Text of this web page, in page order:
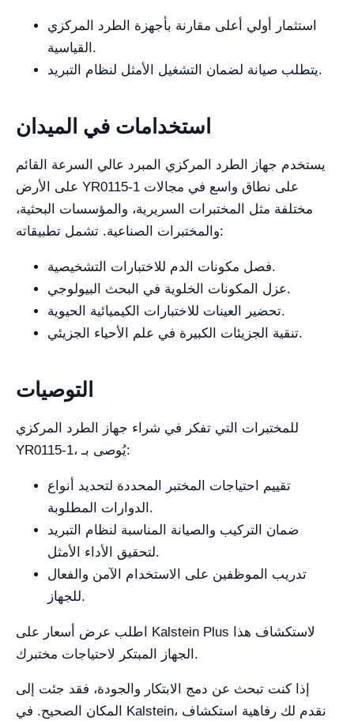
استثمار أولي أعلى مقارنة بأجهزة الطرد المركزي
القياسية.
يتطلب صيانة لضمان التشغيل الأمثل لنظام التبريد.
استخدامات في الميدان
يستخدم جهاز الطرد المركزي المبرد عالي السرعة القائم
على الأرض YR0115-1 على نطاق واسع في مجالات
مختلفة مثل المختبرات السريرية، والمؤسسات البحثية،
والمختبرات الصناعية. تشمل تطبيقاته:
فصل مكونات الدم للاختبارات التشخيصية.
عزل المكونات الخلوية في البحث البيولوجي.
تحضير العينات للاختبارات الكيميائية الحيوية.
تنقية الجزيئات الكبيرة في علم الأحياء الجزيئي.
التوصيات
للمختبرات التي تفكر في شراء جهاز الطرد المركزي
YR0115-1، يُوصى بـ:
تقييم احتياجات المختبر المحددة لتحديد أنواع
الدوارات المطلوبة.
ضمان التركيب والصيانة المناسبة لنظام التبريد
لتحقيق الأداء الأمثل.
تدريب الموظفين على الاستخدام الآمن والفعال
للجهاز.
اطلب عرض أسعار على Kalstein Plus لاستكشاف هذا
الجهاز المبتكر لاحتياجات مختبرك.
إذا كنت تبحث عن دمج الابتكار والجودة، فقد جئت إلى
المكان الصحيح. في Kalstein، نقدم لك رفاهية استكشاف